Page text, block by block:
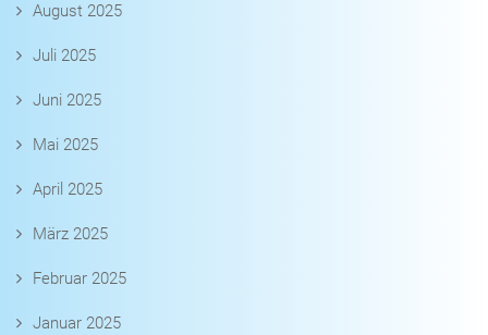
August 2025
Juli 2025
Juni 2025
Mai 2025
April 2025
März 2025
Februar 2025
Januar 2025